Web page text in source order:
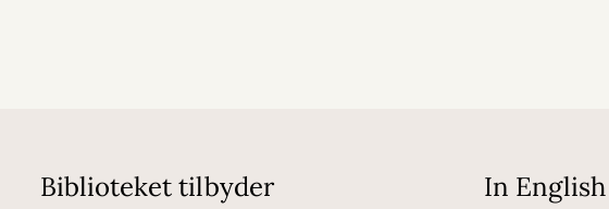
Biblioteket tilbyder In English